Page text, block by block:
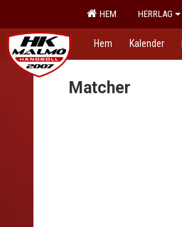
HEM HERRLAG
Hem Kalender
Matcher